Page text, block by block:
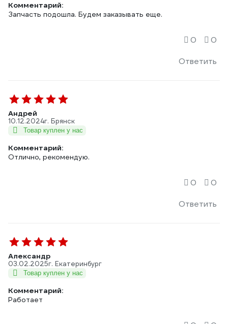
Комментарий:
Запчасть подошла. Будем заказывать еще.
Ответить
0 0
Андрей
10.12.2024г. Брянск
Товар куплен у нас
Комментарий:
Отлично, рекомендую.
Ответить
0 0
Александр
03.02.2025г. Екатеринбург
Товар куплен у нас
Комментарий:
Работает